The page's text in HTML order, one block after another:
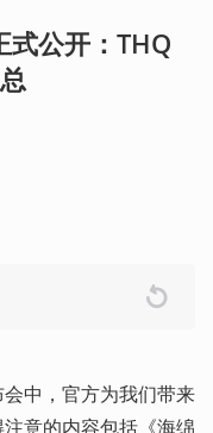
式公开：THQ
中，官方为我们带来
意的内容包括《海绵